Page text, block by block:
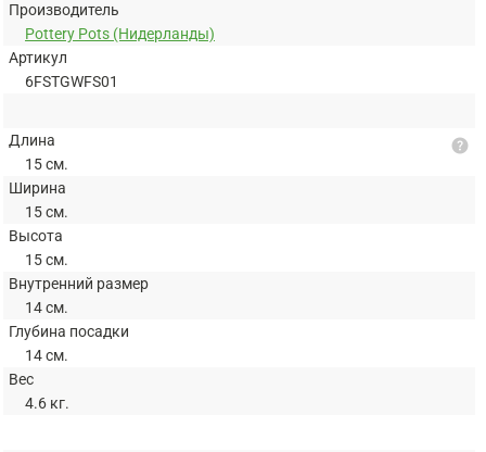
Производитель
Pottery Pots (Нидерланды)
Артикул
6FSTGWFS01
Длина
15 см.
Ширина
15 см.
Высота
15 см.
Внутренний размер
14 см.
Глубина посадки
14 см.
Вес
4.6 кг.
help